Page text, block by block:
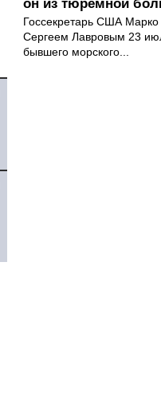
он из тюремной
Госсекретарь США
Сергеем Лавровым 23
бывшего морского...